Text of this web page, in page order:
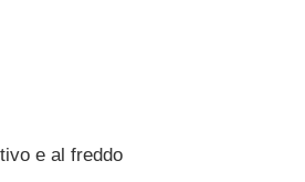
e al freddo